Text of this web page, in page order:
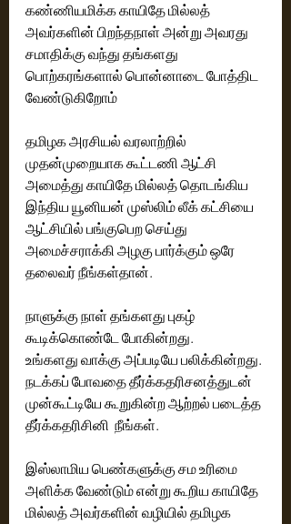
கண்ணியமிக்க காயிதே மில்லத்
அவர்களின் பிறந்தநாள் அன்று அவரது
சமாதிக்கு வந்து தங்களது
பொற்கரங்களால் பொன்னாடை போத்திட
வேண்டுகிறோம்
தமிழக அரசியல் வரலாற்றில்
முதன்முறையாக கூட்டணி ஆட்சி
அமைத்து காயிதே மில்லத் தொடங்கிய
இந்திய யூனியன் முஸ்லிம் லீக் கட்சியை
ஆட்சியில் பங்குபெற செய்து
அமைச்சராக்கி அழகு பார்க்கும் ஒரே
தலைவர் நீங்கள்தான்.
நாளுக்கு நாள் தங்களது புகழ்
கூடிக்கொண்டே போகின்றது.
உங்களது வாக்கு அப்படியே பலிக்கின்றது.
நடக்கப் போவதை தீர்க்கதரிசனத்துடன்
முன்கூட்டியே கூறுகின்ற ஆற்றல் படைத்த
தீர்க்கதரிசினி  நீங்கள்.
இஸ்லாமிய பெண்களுக்கு சம உரிமை
அளிக்க வேண்டும் என்று கூறிய காயிதே
மில்லத் அவர்களின் வழியில் தமிழக